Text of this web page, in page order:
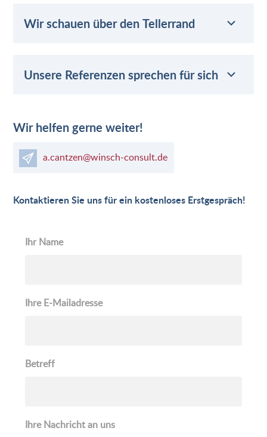
Wir schauen über den Tellerrand
Unsere Referenzen sprechen für sich
Wir helfen gerne weiter!
a.cantzen@winsch-consult.de
Kontaktieren Sie uns für ein kostenloses Erstgespräch!
Ihr Name
Ihre E-Mailadresse
Betreff
Ihre Nachricht an uns